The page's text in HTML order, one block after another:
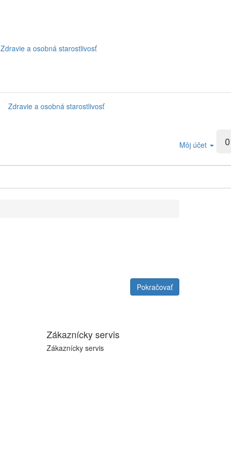
Zdravie a osobná starostlivosť
Zdravie a osobná starostlivosť
0
Môj účet
Pokračovať
Zákaznícky servis
Zákaznícky servis